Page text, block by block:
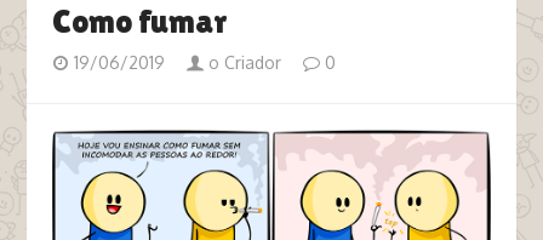
Como fumar
19/06/2019 o Criador 0